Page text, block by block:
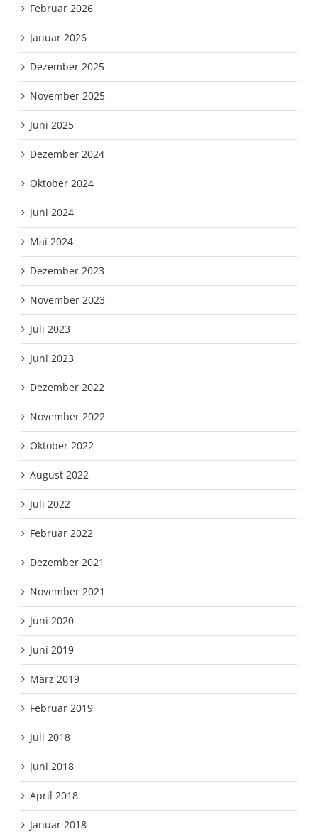
Februar 2026
Januar 2026
Dezember 2025
November 2025
Juni 2025
Dezember 2024
Oktober 2024
Juni 2024
Mai 2024
Dezember 2023
November 2023
Juli 2023
Juni 2023
Dezember 2022
November 2022
Oktober 2022
August 2022
Juli 2022
Februar 2022
Dezember 2021
November 2021
Juni 2020
Juni 2019
März 2019
Februar 2019
Juli 2018
Juni 2018
April 2018
Januar 2018